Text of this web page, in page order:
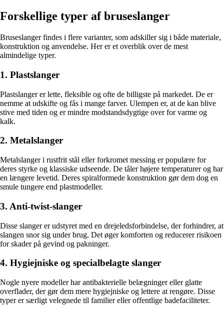
Forskellige typer af bruseslanger
Bruseslanger findes i flere varianter, som adskiller sig i både materiale,
konstruktion og anvendelse. Her er et overblik over de mest
almindelige typer.
1. Plastslanger
Plastslanger er lette, fleksible og ofte de billigste på markedet. De er
nemme at udskifte og fås i mange farver. Ulempen er, at de kan blive
stive med tiden og er mindre modstandsdygtige over for varme og
kalk.
2. Metalslanger
Metalslanger i rustfrit stål eller forkromet messing er populære for
deres styrke og klassiske udseende. De tåler højere temperaturer og har
en længere levetid. Deres spiralformede konstruktion gør dem dog en
smule tungere end plastmodeller.
3. Anti-twist-slanger
Disse slanger er udstyret med en drejeledsforbindelse, der forhindrer, at
slangen snor sig under brug. Det øger komforten og reducerer risikoen
for skader på gevind og pakninger.
4. Hygiejniske og specialbelagte slanger
Nogle nyere modeller har antibakterielle belægninger eller glatte
overflader, der gør dem mere hygiejniske og lettere at rengøre. Disse
typer er særligt velegnede til familier eller offentlige badefaciliteter.